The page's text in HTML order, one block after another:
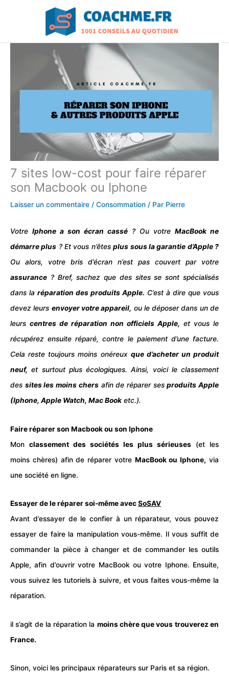
7 sites low-cost pour faire réparer
son Macbook ou Iphone
Laisser un commentaire / Consommation / Par Pierre
Votre Iphone a son écran cassé ? Ou votre MacBook ne
démarre plus ? Et vous n’êtesplus sous la garantie d’Apple ?
Ou alors, votre bris d’écran n’est pas couvert par votre
assurance ? Bref, sachez que des sites se sont spécialisés
dans la réparation des produits Apple. C’est à dire que vous
devez leurs envoyer votre appareil, ou le déposer dans un de
leurs centres de réparation non officiels Apple, et vous le
récupérez ensuite réparé, contre le paiement d’une facture.
Cela reste toujours moins onéreux que d’acheter un produit
neuf, et surtout plus écologiques. Ainsi, voici le classement
des sites les moins chersafin de réparer sesproduits Apple
(Iphone, Apple Watch, Mac Book etc.).
Faire réparer son Macbook ou son Iphone
Mon classement des sociétés les plus sérieuses (et les
moins chères) afin de réparer votre MacBook ou Iphone, via
une société en ligne.
Essayer de le réparer soi-même avecSoSAV
Avant d’essayer de le confier à un réparateur, vous pouvez
essayer de faire la manipulation vous-même. Il vous suffit de
commander la pièce à changer et de commander les outils
Apple, afin d’ouvrir votre MacBook ou votre Iphone. Ensuite,
vous suivez les tutoriels à suivre, et vous faites vous-même la
réparation.
il s’agit de la réparation la moins chère que vous trouverez en
France.
Sinon, voici les principaux réparateurs sur Paris et sa région.